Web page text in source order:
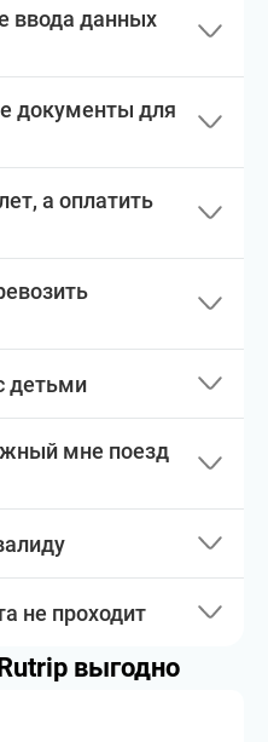
ввода данных
документы для
а оплатить
детьми
мне поезд
не проходит
выгодно